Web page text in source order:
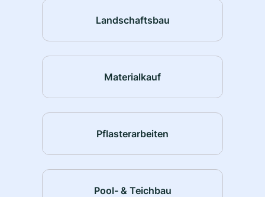
Landschaftsbau
Materialkauf
Pflasterarbeiten
Pool- & Teichbau